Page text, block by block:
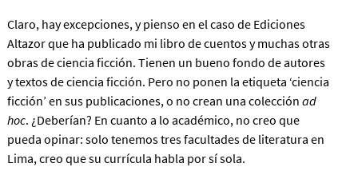
Claro, hay excepciones, y pienso en el caso de Ediciones
Altazor que ha publicado mi libro de cuentos y muchas otras
obras de ciencia ficción. Tienen un bueno fondo de autores
y textos de ciencia ficción. Pero no ponen la etiqueta ‘ciencia
ficción’ en sus publicaciones, o no crean una colección ad
hoc. ¿Deberían? En cuanto a lo académico, no creo que
pueda opinar: solo tenemos tres facultades de literatura en
Lima, creo que su currícula habla por sí sola.